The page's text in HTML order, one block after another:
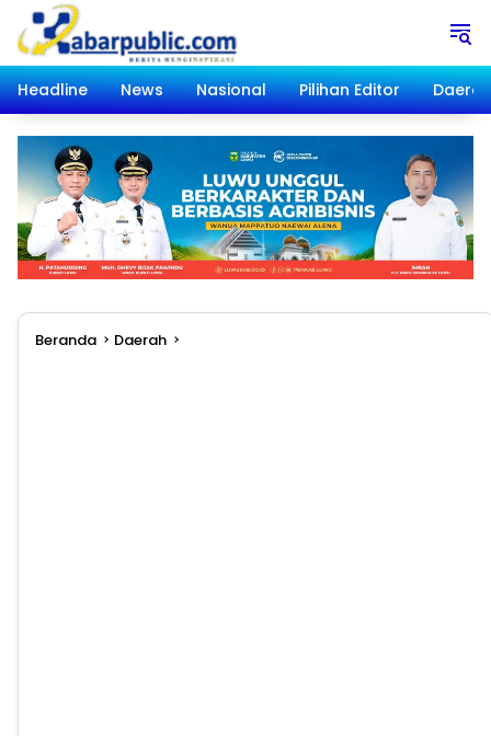
Langsung
konten
Headline
News Nasional Pilihan Editor Daerah
Beranda Daerah